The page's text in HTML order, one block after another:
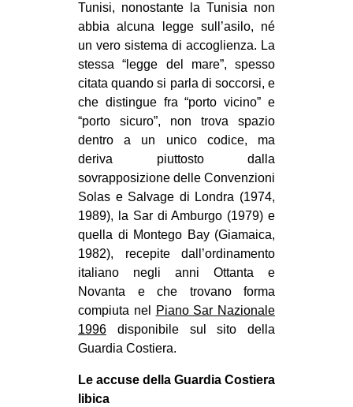
Tunisi, nonostante la Tunisia non
abbia alcuna legge sull’asilo, né
un vero sistema di accoglienza. La
stessa “legge del mare”, spesso
citata quando si parla di soccorsi, e
che distingue fra “porto vicino” e
“porto sicuro”, non trova spazio
dentro a un unico codice, ma
deriva piuttosto dalla
sovrapposizione delle Convenzioni
Solas e Salvage di Londra (1974,
1989), la Sar di Amburgo (1979) e
quella di Montego Bay (Giamaica,
1982), recepite dall’ordinamento
italiano negli anni Ottanta e
Novanta e che trovano forma
compiuta nel
Piano Sar Nazionale
1996 disponibile sul sito della
Guardia Costiera.
Le accuse della Guardia Costiera
libica